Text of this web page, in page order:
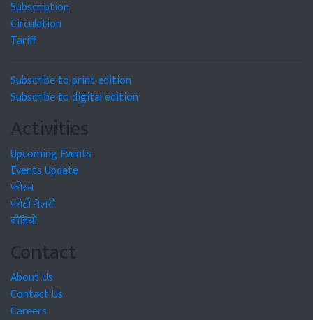
Subscription
Circulation
Tariff
Subscribe to print edition
Subscribe to digital edition
Activities
Upcoming Events
Events Update
फोरम
फोटो गैलरी
वीडियो
Contact
About Us
Contact Us
Careers